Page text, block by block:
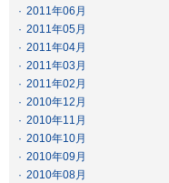
· 2011年06月
· 2011年05月
· 2011年04月
· 2011年03月
· 2011年02月
· 2010年12月
· 2010年11月
· 2010年10月
· 2010年09月
· 2010年08月